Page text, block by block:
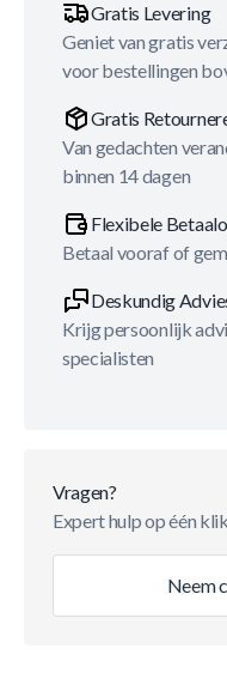
Gratis Levering
Geniet van gratis
voor bestellingen
Gratis
Van gedachten
binnen 14 dagen
Flexibele
Betaal vooraf of
Deskundig
Krijg persoonlijk
specialisten
Vragen?
Expert hulp op één
Neem